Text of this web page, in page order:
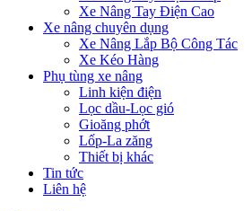
Xe Nâng Tay Điện Cao
Xe nâng chuyên dụng
Xe Nâng Lắp Bộ Công Tác
Xe Kéo Hàng
Phụ tùng xe nâng
Linh kiện điện
Lọc dầu-Lọc gió
Gioăng phớt
Lốp-La zăng
Thiết bị khác
Tin tức
Liên hệ